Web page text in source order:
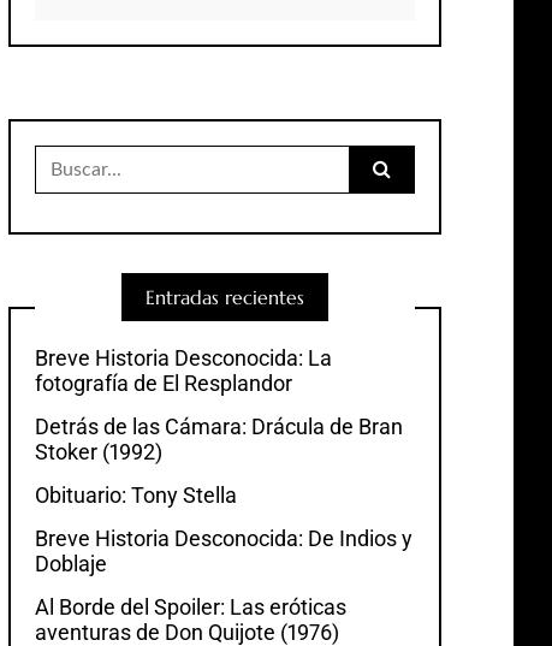
Buscar:
Entradas recientes
Breve Historia Desconocida: La
fotografía de El Resplandor
Detrás de las Cámara: Drácula de Bran
Stoker (1992)
Obituario: Tony Stella
Breve Historia Desconocida: De Indios y
Doblaje
Al Borde del Spoiler: Las eróticas
aventuras de Don Quijote (1976)